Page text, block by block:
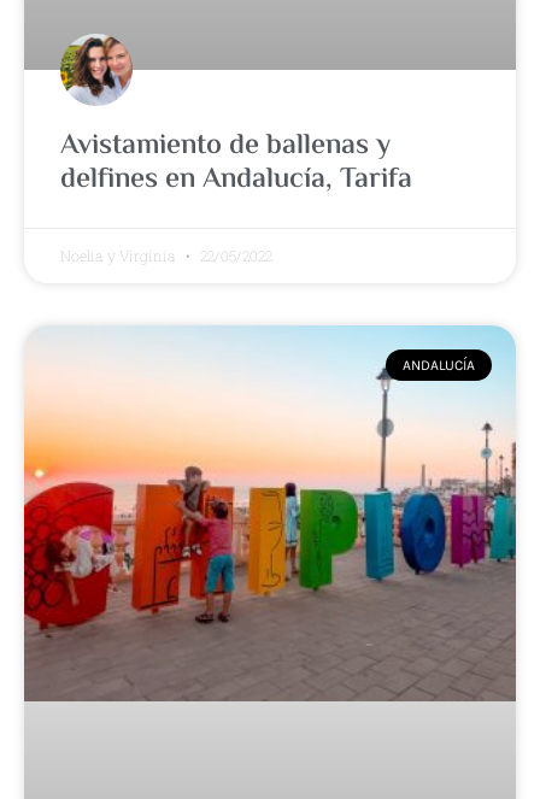
Avistamiento de ballenas y
delfines en Andalucía, Tarifa
Noelia y Virginia 22/05/2022
ANDALUCÍA